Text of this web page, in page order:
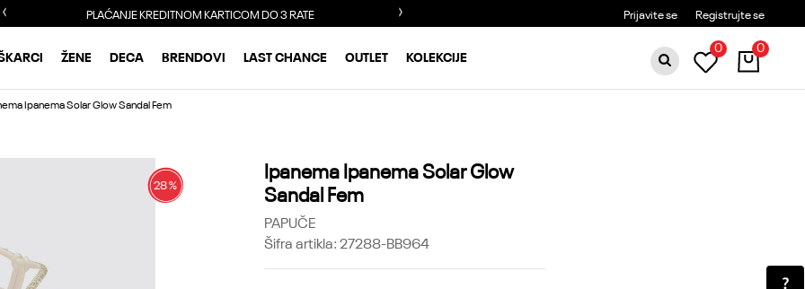
PLAĆANJE KREDITNOM KARTICOM DO 3 RATE BESPLATNA DOSTAVA ZA PORUDŽBINE PREKO 6000RSD
Prijavite se Registrujte se
ŽENE DECA BRENDOVI LAST CHANCE OUTLET KOLEKCIJE 0
0
Ipanema Solar Glow Sandal Fem
28%
Ipanema Ipanema Solar Glow
Sandal Fem
PAPUČE
Šifra artikla:27288-BB964